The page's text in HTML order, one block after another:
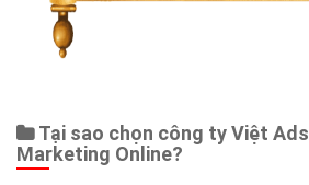
Tại sao chọn công ty Việt
Marketing Online?